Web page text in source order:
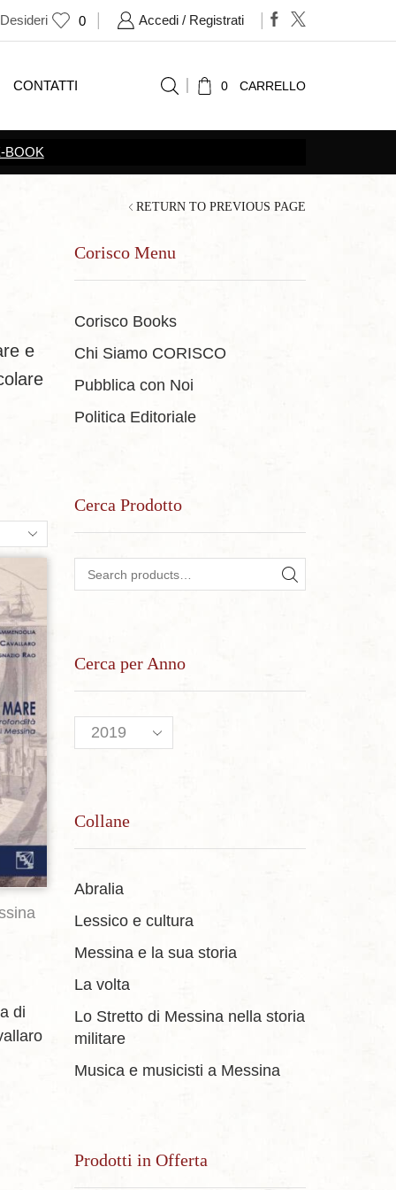
0 Accedi / Registrati
CONTATTI 0 CARRELLO
RETURN TO PREVIOUS PAGE
e
di
Corisco Menu
Corisco Books
Chi Siamo CORISCO
Pubblica con Noi
Politica Editoriale
Cerca Prodotto
Search for: SEARCH
Cerca per Anno
Collane
Abralia
Lessico e cultura
Messina e la sua storia
La volta
Lo Stretto di Messina nella storia
militare
Musica e musicisti a Messina
Prodotti in Offerta